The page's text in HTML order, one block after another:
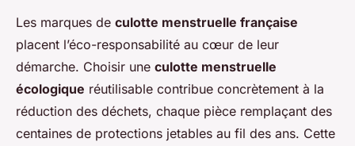
Les marques de culotte menstruelle française
placent l’éco-responsabilité au cœur de leur
démarche. Choisir une culotte menstruelle
écologique réutilisable contribue concrètement à la
réduction des déchets, chaque pièce remplaçant des
centaines de protections jetables au fil des ans. Cette